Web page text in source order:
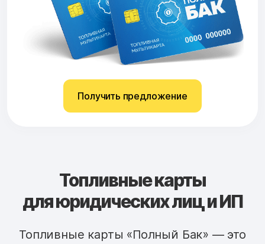
Получить предложение
Топливные карты
для юридических лиц и ИП
Топливные карты «Полный Бак» — это